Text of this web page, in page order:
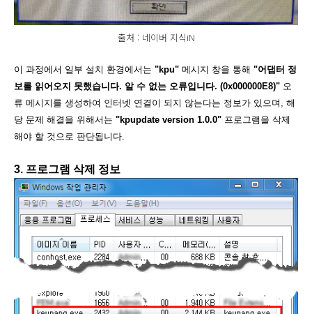
출처 : 네이버 지식iN
이 과정에서 일부 설치 환경에서는 "kpu" 메시지 창을 통해 "어댑터 정
보를 읽어오지 못했습니다. 알 수 없는 오류입니다. (0x000000E8)" 오
류 메시지를 생성하여 인터넷 연결이 되지 않는다는 정보가 있으며, 해
당 문제 해결을 위해서는 "kpupdate version 1.0.0" 프로그램을 삭제
해야 할 것으로 판단됩니다.
3. 프로그램 삭제 정보